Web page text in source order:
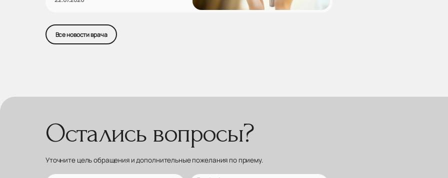
Все новости врача
Остались вопросы?
Уточните цель обращения и дополнительные пожелания по приему.